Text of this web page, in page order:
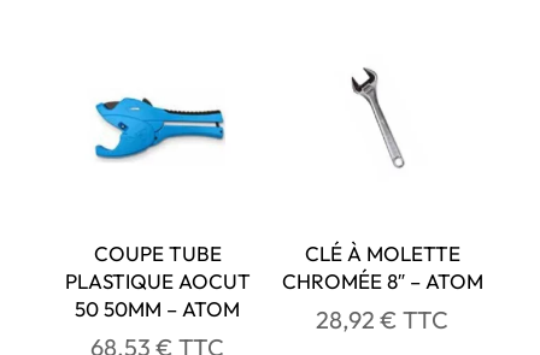
COUPE TUBE
PLASTIQUE AOCUT
50 50MM – ATOM
68,53€ TTC
CLÉ À MOLETTE
CHROMÉE 8″ – ATOM
28,92€ TTC